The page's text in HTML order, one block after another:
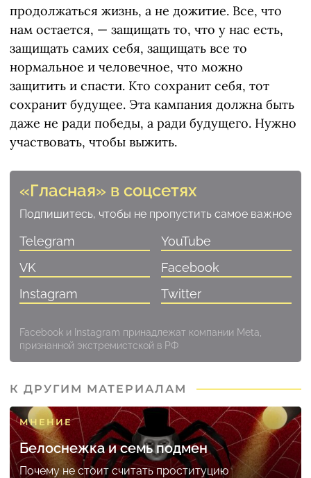
продолжаться жизнь, а не дожитие. Все, что
нам остается, — защищать то, что у нас есть,
защищать самих себя, защищать все то
нормальное и человечное, что можно
защитить и спасти. Кто сохранит себя, тот
сохранит будущее. Эта кампания должна быть
даже не ради победы, а ради будущего. Нужно
участвовать, чтобы выжить.
«Гласная» в соцсетях
Подпишитесь, чтобы не пропустить самое важное
Telegram
YouTube
VK
Facebook
Instagram
Twitter
Facebook и Instagram принадлежат компании Meta,
признанной экстремистской в РФ
К ДРУГИМ МАТЕРИАЛАМ
МНЕНИЕ
Белоснежка и семь подмен
Почему не стоит считать проституцию